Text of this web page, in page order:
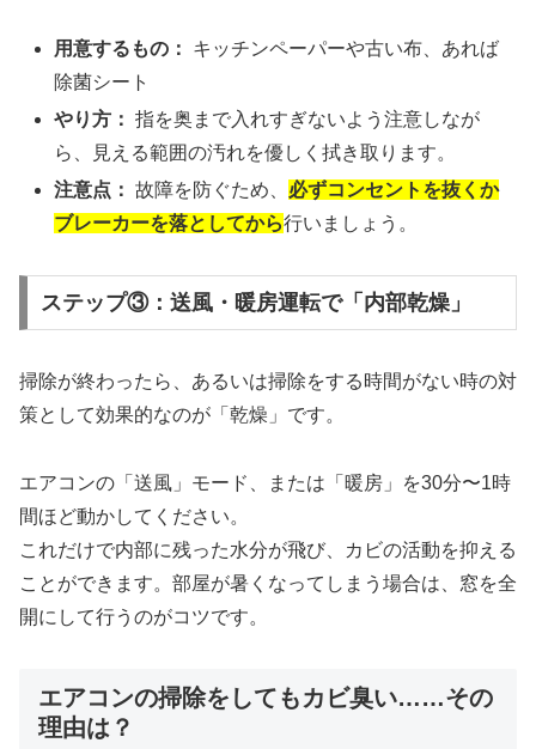
用意するもの：
キッチンペーパーや古い布、あれば
除菌シート
やり方： 指を奥まで入れすぎないよう注意しなが
ら、見える範囲の汚れを優しく拭き取ります。
注意点： 故障を防ぐため、 必ずコンセントを抜くか
ブレーカーを落としてから行いましょう。
ステップ③：送風・暖房運転で「内部乾燥」
掃除が終わったら、あるいは掃除をする時間がない時の対
策として効果的なのが「乾燥」です。
エアコンの「送風」モード、または「暖房」を30分〜1時
間ほど動かしてください。
これだけで内部に残った水分が飛び、カビの活動を抑える
ことができます。部屋が暑くなってしまう場合は、窓を全
開にして行うのがコツです。
エアコンの掃除をしてもカビ臭い……その
理由は？